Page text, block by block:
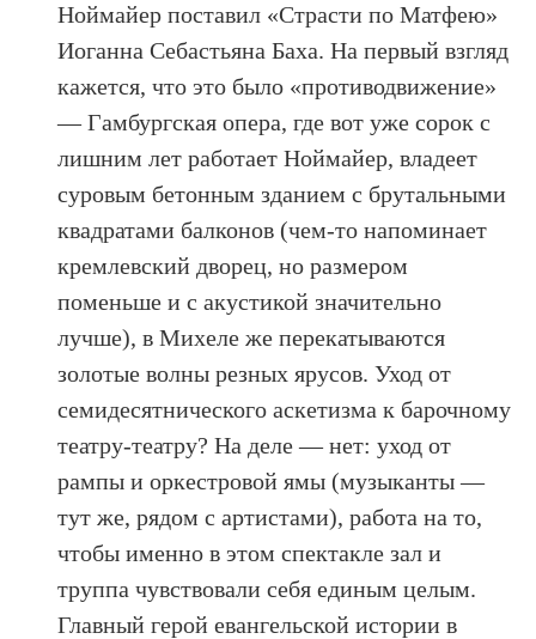
Ноймайер поставил «Страсти по Матфею»
Иоганна Себастьяна Баха. На первый взгляд
кажется, что это было «противодвижение»
— Гамбургская опера, где вот уже сорок с
лишним лет работает Ноймайер, владеет
суровым бетонным зданием с брутальными
квадратами балконов (чем-то напоминает
кремлевский дворец, но размером
поменьше и с акустикой значительно
лучше), в Михеле же перекатываются
золотые волны резных ярусов. Уход от
семидесятнического аскетизма к барочному
театру-театру? На деле — нет: уход от
рампы и оркестровой ямы (музыканты —
тут же, рядом с артистами), работа на то,
чтобы именно в этом спектакле зал и
труппа чувствовали себя единым целым.
Главный герой евангельской истории в